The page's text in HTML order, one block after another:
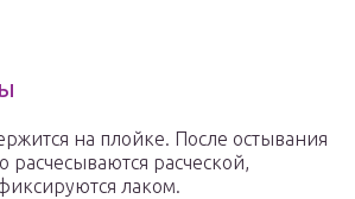
на плойке. После остывания
расчесываются расческой,
лаком.